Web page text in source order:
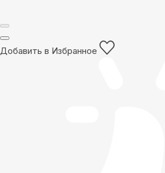
Добавить в Избранное